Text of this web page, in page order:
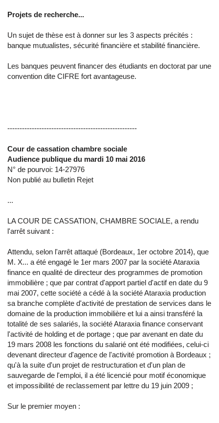
Projets de recherche...
Un sujet de thèse est à donner sur les 3 aspects précités :
banque mutualistes, sécurité financière et stabilité financière.
Les banques peuvent financer des étudiants en doctorat par une
convention dite CIFRE fort avantageuse.
-----------------------------------------------------
Cour de cassation chambre sociale
Audience publique du mardi 10 mai 2016
N° de pourvoi: 14-27976
Non publié au bulletin Rejet
...
LA COUR DE CASSATION, CHAMBRE SOCIALE, a rendu
l'arrêt suivant :
Attendu, selon l'arrêt attaqué (Bordeaux, 1er octobre 2014), que
M. X... a été engagé le 1er mars 2007 par la société Ataraxia
finance en qualité de directeur des programmes de promotion
immobilière ; que par contrat d'apport partiel d'actif en date du 9
mai 2007, cette société a cédé à la société Ataraxia production
sa branche complète d'activité de prestation de services dans le
domaine de la production immobilière et lui a ainsi transféré la
totalité de ses salariés, la société Ataraxia finance conservant
l'activité de holding et de portage ; que par avenant en date du
19 mars 2008 les fonctions du salarié ont été modifiées, celui-ci
devenant directeur d'agence de l'activité promotion à Bordeaux ;
qu'à la suite d'un projet de restructuration et d'un plan de
sauvegarde de l'emploi, il a été licencié pour motif économique
et impossibilité de reclassement par lettre du 19 juin 2009 ;
Sur le premier moyen :